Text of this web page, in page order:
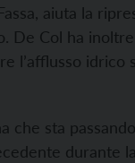
aiuta la
De Col ha
l’afflusso
che sta
durante